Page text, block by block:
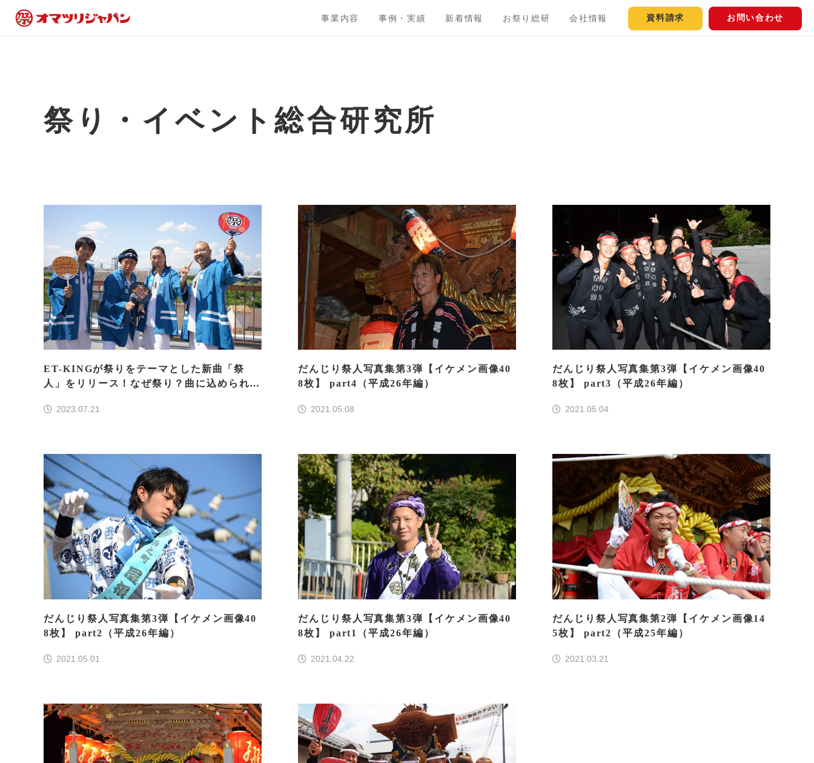
事業内容 事例・実績 新着情報 お祭り総研 会社情報 資料請求 お問い合わせ
祭り・イベント総合研究所
ET-KINGが祭りをテーマとした新曲「祭
人」をリリース！なぜ祭り？曲に込められた
2023.07.21
だんじり祭人写真集第3弾【イケメン画像40
8枚】 part4（平成26年編）
2021.05.08
だんじり祭人写真集第3弾【イケメン画像40
8枚】 part3（平成26年編）
2021.05.04
だんじり祭人写真集第3弾【イケメン画像40
8枚】 part2（平成26年編）
2021.05.01
だんじり祭人写真集第3弾【イケメン画像40
8枚】 part1（平成26年編）
2021.04.22
だんじり祭人写真集第2弾【イケメン画像14
5枚】 part2（平成25年編）
2021.03.21